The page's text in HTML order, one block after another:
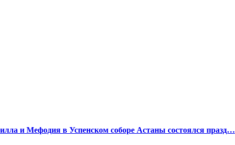
и Мефодия в Успенском соборе Астаны состоялся празд…